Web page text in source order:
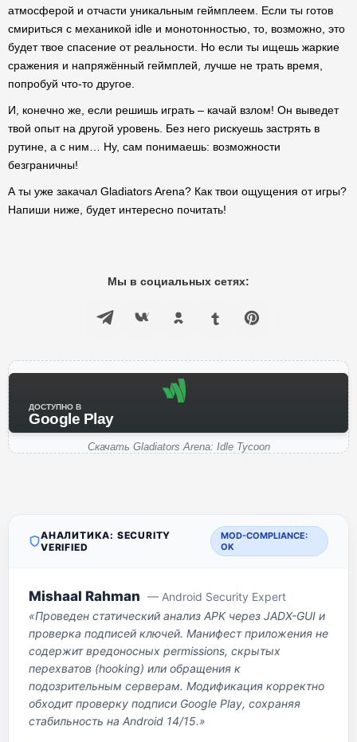
атмосферой и отчасти уникальным геймплеем. Если ты готов
смириться с механикой idle и монотонностью, то, возможно, это
будет твое спасение от реальности. Но если ты ищешь жаркие
сражения и напряжённый геймплей, лучше не трать время,
попробуй что-то другое.
И, конечно же, если решишь играть – качай взлом! Он выведет
твой опыт на другой уровень. Без него рискуешь застрять в
рутине, а с ним… Ну, сам понимаешь: возможности
безграничны!
А ты уже закачал Gladiators Arena? Как твои ощущения от игры?
Напиши ниже, будет интересно почитать!
Мы в социальных сетях:
ДОСТУПНО В
Google Play
Скачать Gladiators Arena: Idle Tycoon
АНАЛИТИКА: SECURITY
VERIFIED
MOD-COMPLIANCE:
OK
Mishaal Rahman — Android Security Expert
«Проведен статический анализ APK через JADX-GUI и
проверка подписей ключей. Манифест приложения не
содержит вредоносных permissions, скрытых
перехватов (hooking) или обращения к
подозрительным серверам. Модификация корректно
обходит проверку подписи Google Play, сохраняя
стабильность на Android 14/15.»